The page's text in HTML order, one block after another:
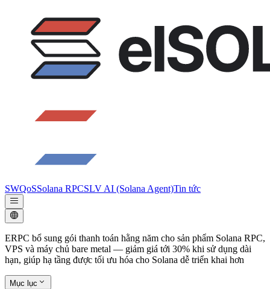
SWQoSSolana RPCSLV AI (Solana Agent)Tin tức
ERPC bổ sung gói thanh toán hằng năm cho sản phẩm Solana RPC,
VPS và máy chủ bare metal — giảm giá tới 30% khi sử dụng dài
hạn, giúp hạ tầng được tối ưu hóa cho Solana dễ triển khai hơn
Mục lục